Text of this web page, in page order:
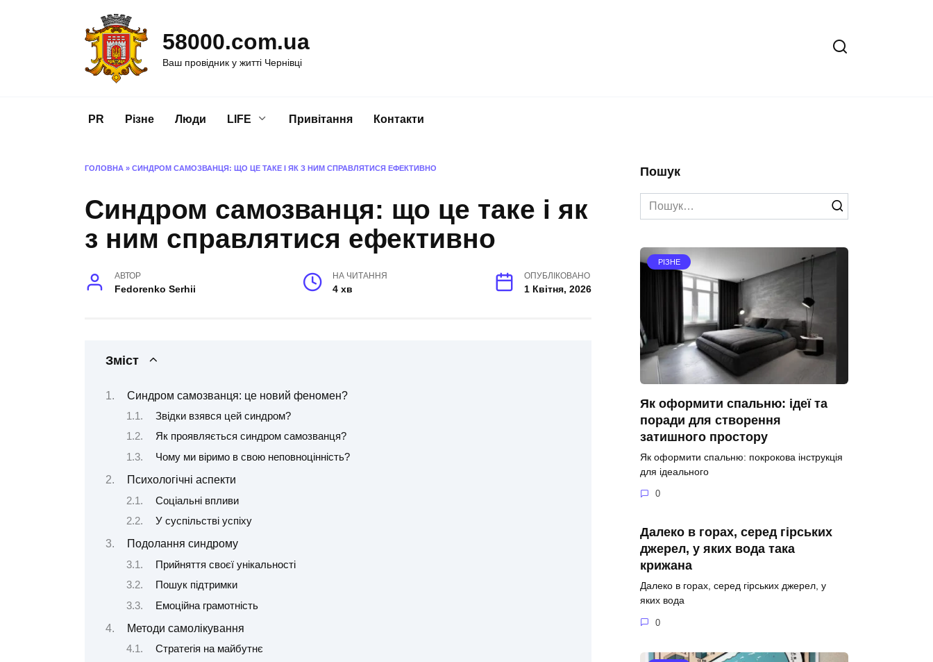
58000.com.ua
Ваш провідник у житті Чернівці
PR Різне Люди LIFE Привітання Контакти
ГОЛОВНА » СИНДРОМ САМОЗВАНЦЯ: ЩО ЦЕ ТАКЕ І ЯК З НИМ СПРАВЛЯТИСЯ ЕФЕКТИВНО
Синдром самозванця: що це таке і як
з ним справлятися ефективно
АВТОР
Fedorenko Serhii
НА ЧИТАННЯ
4 хв
ОПУБЛІКОВАНО
1 Квітня, 2026
Зміст
Синдром самозванця: це новий феномен?
Звідки взявся цей синдром?
Як проявляється синдром самозванця?
Чому ми віримо в свою неповноцінність?
Психологічні аспекти
Соціальні впливи
У суспільстві успіху
Подолання синдрому
Прийняття своєї унікальності
Пошук підтримки
Емоційна грамотність
Методи самолікування
Стратегія на майбутнє
Пошук
Search
for:
РІЗНЕ
Як оформити спальню: ідеї та
поради для створення
затишного простору
Як оформити спальню: покрокова інструкція
для ідеального
0
Далеко в горах, серед гірських
джерел, у яких вода така
крижана
Далеко в горах, серед гірських джерел, у
яких вода
0